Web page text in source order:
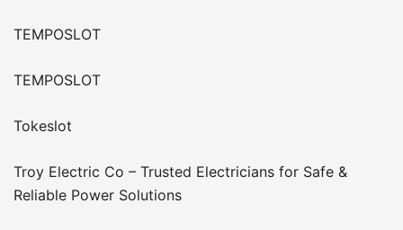
TEMPOSLOT
TEMPOSLOT
Tokeslot
Troy Electric Co – Trusted Electricians for Safe &
Reliable Power Solutions